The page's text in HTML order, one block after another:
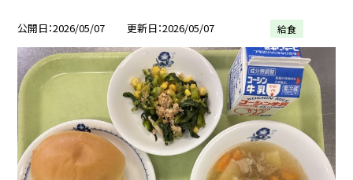
公開日 2026/05/07 更新日 2026/05/07 給食